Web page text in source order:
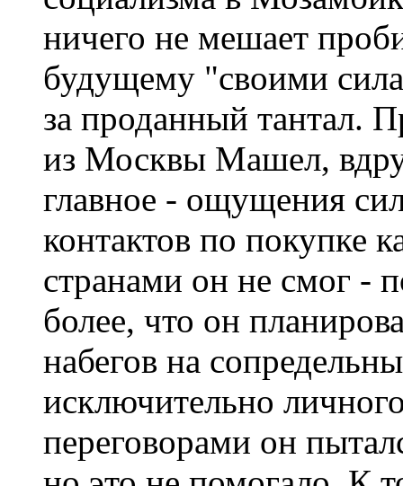
ничего не мешает
будущему "своими
за проданный тантал.
из Москвы Машел,
главное - ощущения
контактов по покупке
странами он не смог -
более, что он
набегов на
исключительно
переговорами он